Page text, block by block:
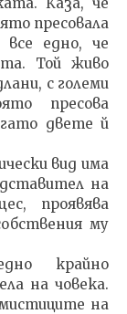
пресовала
все едно, че
Той живо
с големи
пресова
двете й
вид има
на
проявява
му
крайно
на човека.
на